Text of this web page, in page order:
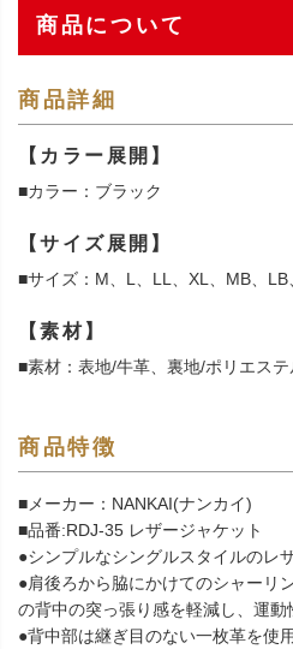
商品について
商品詳細
【カラー展開】
■カラー：ブラック
【サイズ展開】
■サイズ：M、L、LL、XL、MB、LB
【素材】
■素材：表地/牛革、裏地/ポリエステ
商品特徴
■メーカー：NANKAI(ナンカイ)
■品番:RDJ-35 レザージャケット
●シンプルなシングルスタイルのレ
●肩後ろから脇にかけてのシャーリ
の背中の突っ張り感を軽減し、運動
●背中部は継ぎ目のない一枚革を使